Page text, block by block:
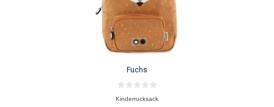
Fuchs
0
v
Kinderrucksack